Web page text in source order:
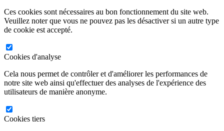
Ces cookies sont nécessaires au bon fonctionnement du site web.
Veuillez noter que vous ne pouvez pas les désactiver si un autre type
de cookie est accepté.
Cookies d'analyse
Cela nous permet de contrôler et d'améliorer les performances de
notre site web ainsi qu'effectuer des analyses de l'expérience des
utilisateurs de manière anonyme.
Cookies tiers